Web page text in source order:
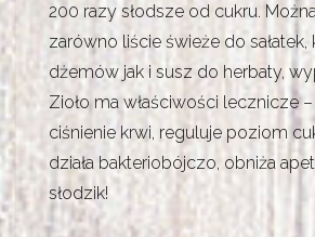
200 razy słodsze od cukru.
zarówno liście świeże do
dżemów jak i susz do herbaty,
Zioło ma właściwości lecznicze
ciśnienie krwi, reguluje poziom
działa bakteriobójczo, obniża
słodzik!